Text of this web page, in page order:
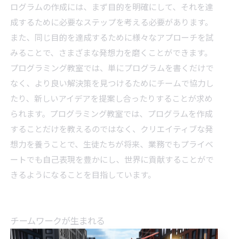
ログラムの作成には、まず目的を明確にして、それを達
成するために必要なステップを考える必要があります。
また、同じ目的を達成するために様々なアプローチを試
みることで、さまざまな発想力を磨くことができます。
プログラミング教室では、単にプログラムを書くだけで
なく、より良い解決策を見つけるためにチームで協力し
たり、新しいアイデアを提案し合ったりすることが求め
られます。プログラミング教室では、プログラムを作成
することだけを教えるのではなく、クリエイティブな発
想力を養うことで、生徒たちが将来、業務でもプライベ
ートでも自己表現を豊かにし、世界に貢献することがで
きるようになることを目指しています。
チームワークが生まれる